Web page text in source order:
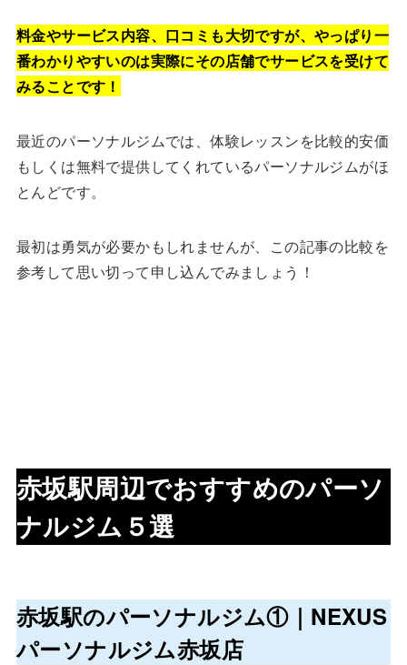
料金やサービス内容、口コミも大切ですが、やっぱり一
番わかりやすいのは実際にその店舗でサービスを受けて
みることです！
最近のパーソナルジムでは、体験レッスンを比較的安価
もしくは無料で提供してくれているパーソナルジムがほ
とんどです。
最初は勇気が必要かもしれませんが、この記事の比較を
参考して思い切って申し込んでみましょう！
赤坂駅周辺でおすすめのパーソ
ナルジム５選
赤坂駅のパーソナルジム①｜NEXUS
パーソナルジム赤坂店